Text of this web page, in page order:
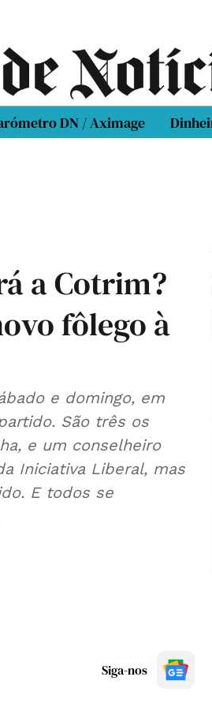
DN / Aximage
a Cotrim?
fôlego à
e domingo, em
São três os
e um conselheiro
Iniciativa Liberal, mas
E todos se
Siga-nos